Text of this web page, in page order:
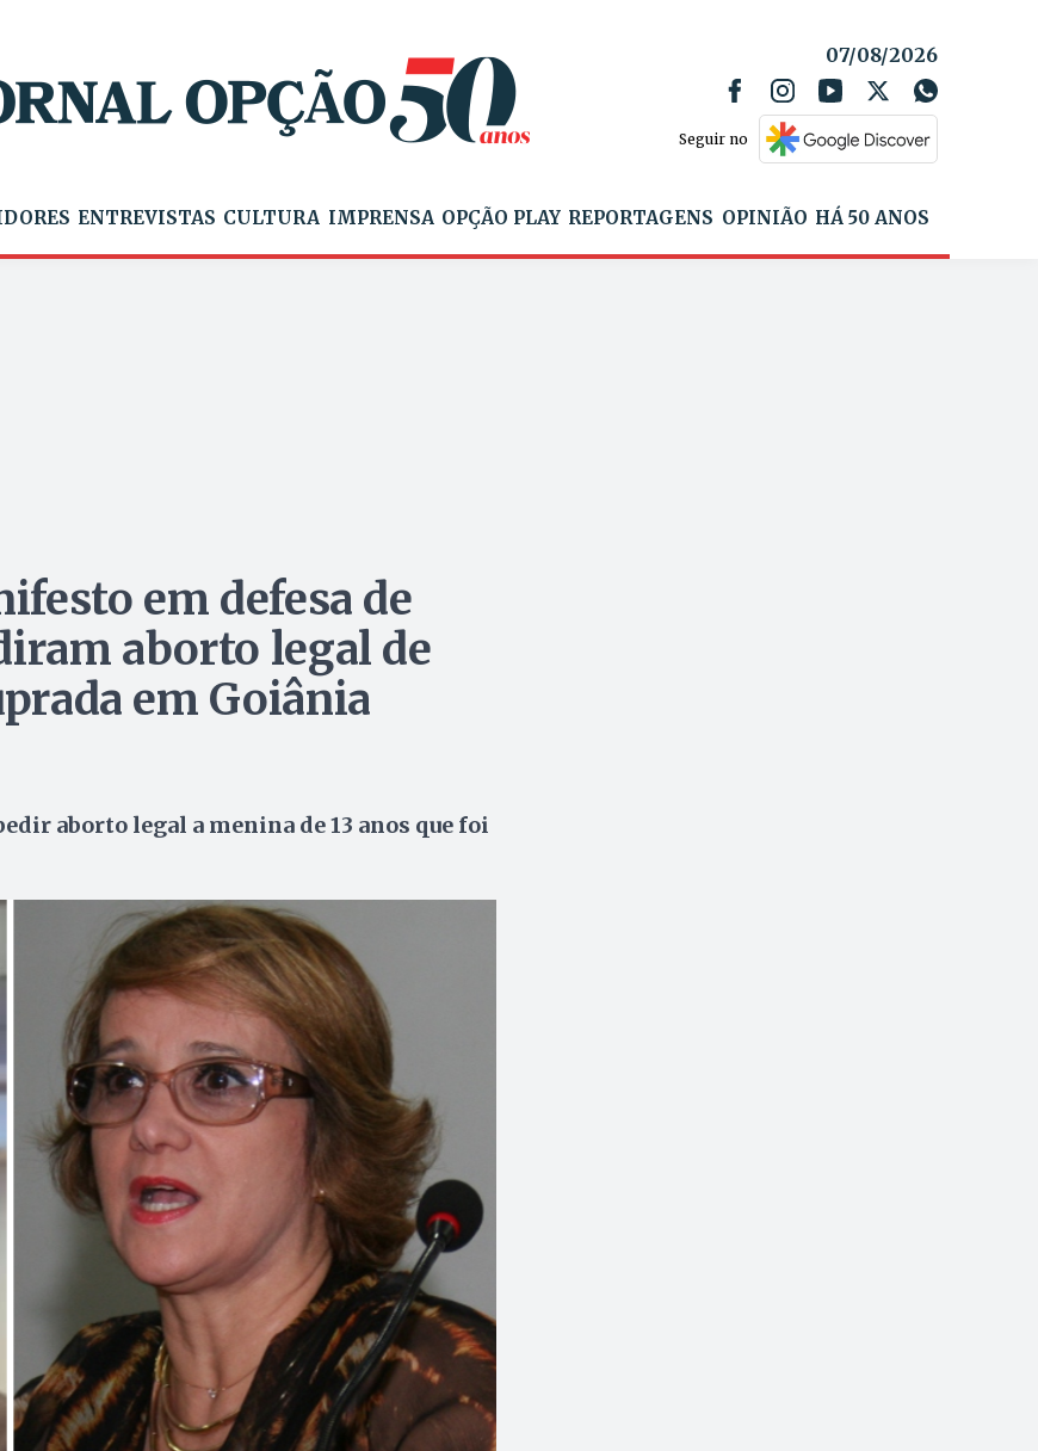
07/08/2026
Seguir no
ENTREVISTAS CULTURA IMPRENSA OPÇÃO PLAY REPORTAGENS OPINIÃO HÁ 50 ANOS
em defesa de
aborto legal de
em Goiânia
aborto legal a menina de 13 anos que foi